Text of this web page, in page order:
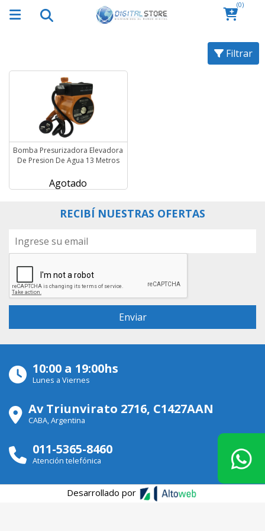
(0)
Filtrar
Bomba Presurizadora Elevadora
De Presion De Agua 13 Metros
Agotado
RECIBÍ NUESTRAS OFERTAS
10:00 a 19:00hs
Lunes a Viernes
Av Triunvirato 2716, C1427AAN
CABA, Argentina
011-5365-8460
Atención telefónica
Desarrollado por